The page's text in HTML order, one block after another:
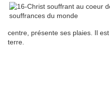
centre, présente ses plaies. Il
terre.